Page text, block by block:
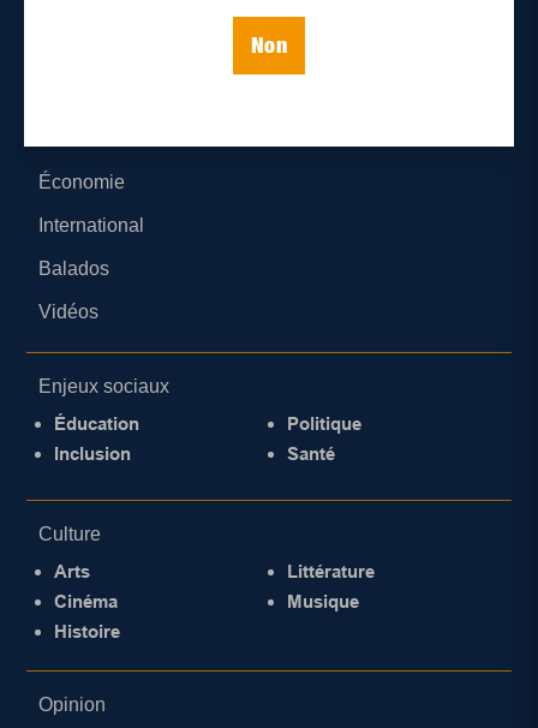
Non
Économie
International
Balados
Vidéos
Enjeux sociaux
Éducation
Inclusion
Politique
Santé
Culture
Arts
Cinéma
Histoire
Littérature
Musique
Opinion